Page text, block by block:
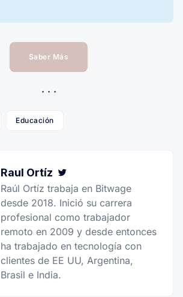
Saber Más
Educación
Raul Ortíz
Raúl Ortíz trabaja en Bitwage
desde 2018. Inició su carrera
profesional como trabajador
remoto en 2009 y desde entonces
ha trabajado en tecnología con
clientes de EE UU, Argentina,
Brasil e India.